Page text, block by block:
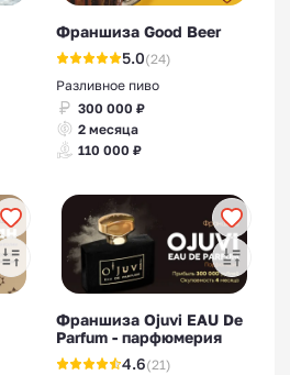
Франшиза Good Beer
5.0(24)
Разливное пиво
300 000 ₽
2 месяца
110 000 ₽
Франшиза Ojuvi EAU De
Parfum - парфюмерия
4.6(21)